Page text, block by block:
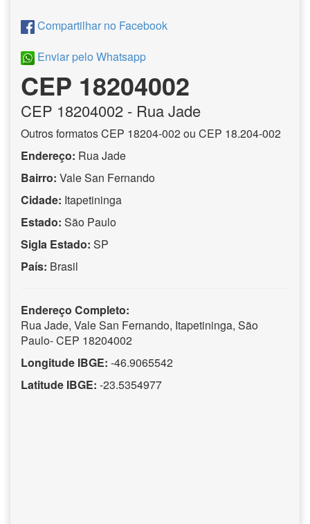
Compartilhar no Facebook
Enviar pelo Whatsapp
CEP 18204002
CEP 18204002 - Rua Jade
Outros formatos CEP 18204-002 ou CEP 18.204-002
Endereço: Rua Jade
Bairro: Vale San Fernando
Cidade: Itapetininga
Estado: São Paulo
Sigla Estado: SP
País: Brasil
Endereço Completo:
Rua Jade, Vale San Fernando, Itapetininga, São
Paulo- CEP 18204002
Longitude IBGE: -46.9065542
Latitude IBGE: -23.5354977